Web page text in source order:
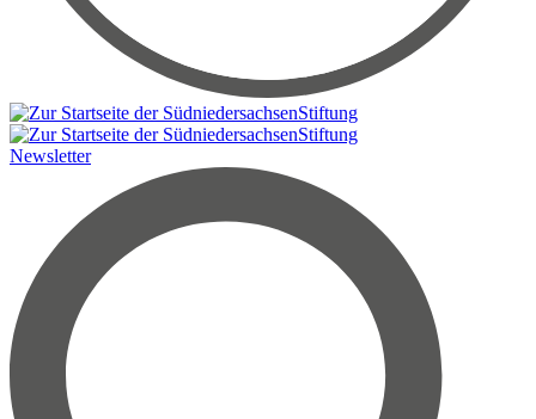
Newsletter